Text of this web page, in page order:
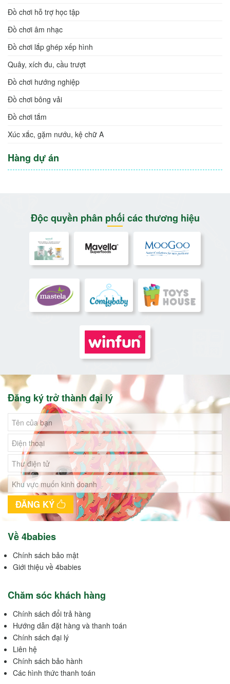
Đồ chơi hỗ trợ học tập
Đồ chơi âm nhạc
Đồ chơi lắp ghép xếp hình
Quây, xích đu, cầu trượt
Đồ chơi hướng nghiệp
Đồ chơi bông vải
Đồ chơi tắm
Xúc xắc, gặm nướu, kệ chữ A
Hàng dự án
Độc quyền phân phối các thương hiệu
Đăng ký trở thành đại lý
ĐĂNG KÝ
Về 4babies
Chính sách bảo mật
Giới thiệu về 4babies
Chăm sóc khách hàng
Chính sách đổi trả hàng
Hướng dẫn đặt hàng và thanh toán
Chính sách đại lý
Liên hệ
Chính sách bảo hành
Các hình thức thanh toán